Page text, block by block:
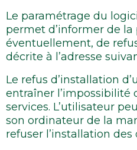
Le paramétrage du
permet d’informer de
éventuellement, de
décrite à l’adresse
Le refus d’installation
entraîner l’impossibilité
services. L’utilisateur
son ordinateur de la
refuser l’installation des